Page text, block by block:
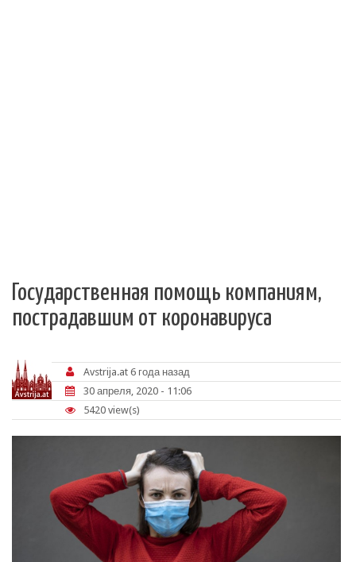
Государственная помощь компаниям,
пострадавшим от коронавируса
Avstrija.at 6 года назад
30 апреля, 2020 - 11:06
5420 view(s)